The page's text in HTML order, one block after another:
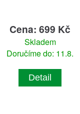
Cena: 699 Kč
Skladem
Doručíme do: 11.8.
Detail